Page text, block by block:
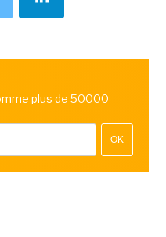
plus de 50000
OK